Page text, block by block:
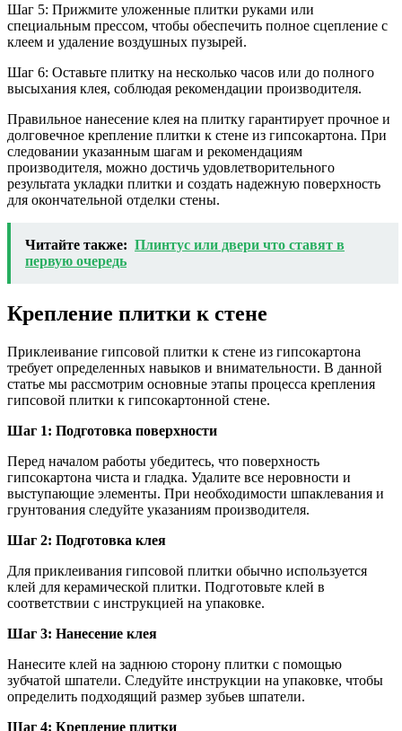
Шаг 5: Прижмите уложенные плитки руками или
специальным прессом, чтобы обеспечить полное сцепление с
клеем и удаление воздушных пузырей.
Шаг 6: Оставьте плитку на несколько часов или до полного
высыхания клея, соблюдая рекомендации производителя.
Правильное нанесение клея на плитку гарантирует прочное и
долговечное крепление плитки к стене из гипсокартона. При
следовании указанным шагам и рекомендациям
производителя, можно достичь удовлетворительного
результата укладки плитки и создать надежную поверхность
для окончательной отделки стены.
Читайте также: Плинтус или двери что ставят в
первую очередь
Крепление плитки к стене
Приклеивание гипсовой плитки к стене из гипсокартона
требует определенных навыков и внимательности. В данной
статье мы рассмотрим основные этапы процесса крепления
гипсовой плитки к гипсокартонной стене.
Шаг 1: Подготовка поверхности
Перед началом работы убедитесь, что поверхность
гипсокартона чиста и гладка. Удалите все неровности и
выступающие элементы. При необходимости шпаклевания и
грунтования следуйте указаниям производителя.
Шаг 2: Подготовка клея
Для приклеивания гипсовой плитки обычно используется
клей для керамической плитки. Подготовьте клей в
соответствии с инструкцией на упаковке.
Шаг 3: Нанесение клея
Нанесите клей на заднюю сторону плитки с помощью
зубчатой шпатели. Следуйте инструкции на упаковке, чтобы
определить подходящий размер зубьев шпатели.
Шаг 4: Крепление плитки